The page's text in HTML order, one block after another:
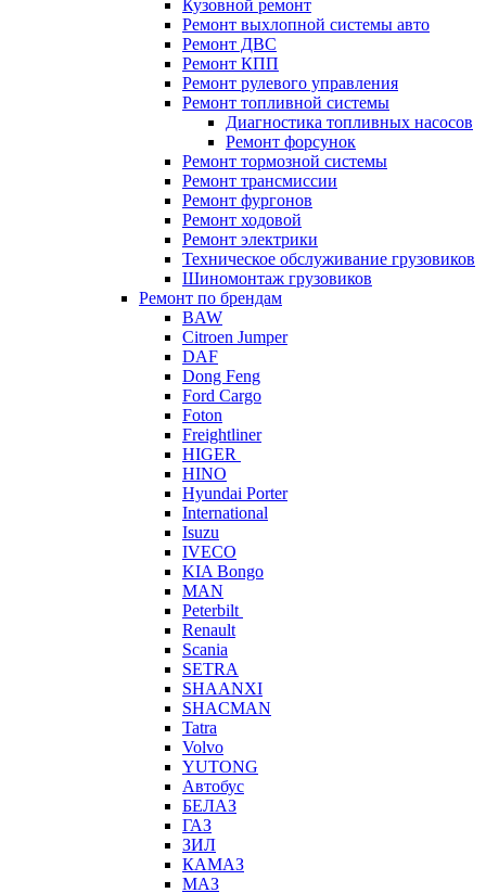
Кузовной ремонт
Ремонт выхлопной системы авто
Ремонт ДВС
Ремонт КПП
Ремонт рулевого управления
Ремонт топливной системы
Диагностика топливных насосов
Ремонт форсунок
Ремонт тормозной системы
Ремонт трансмиссии
Ремонт фургонов
Ремонт ходовой
Ремонт электрики
Техническое обслуживание грузовиков
Шиномонтаж грузовиков
Ремонт по брендам
BAW
Citroen Jumper
DAF
Dong Feng
Ford Cargo
Foton
Freightliner
HIGER
HINO
Hyundai Porter
International
Isuzu
IVECO
KIA Bongo
MAN
Peterbilt
Renault
Scania
SETRA
SHAANXI
SHACMAN
Tatra
Volvo
YUTONG
Автобус
БЕЛАЗ
ГАЗ
ЗИЛ
КАМАЗ
МАЗ